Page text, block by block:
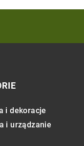
napojów
i dekoracje
i urządzanie